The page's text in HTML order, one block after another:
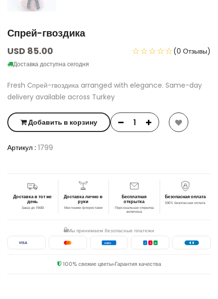
Спрей-гвоздика
USD 85.00
Доставка доступна сегодня
☆☆☆☆☆(0 Отзывы)
Fresh Спрей-гвоздика arranged with elegance. Same-day
delivery available across Turkey
Добавить в корзину
Артикул : 1799
Доставка в тот же
день
Заказ до 19:00
Доставка лично в
руки
Местными флористами
Бесплатная
открытка
Персональная открытка
включена
Безопасная оплата
100% безопасная оплата
Мы принимаем безопасные платежи
VISA AMEX J C B
100% свежие цветы Гарантия качества